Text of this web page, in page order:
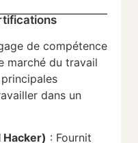
de compétence
marché du travail
dans un
Hacker) : Fournit